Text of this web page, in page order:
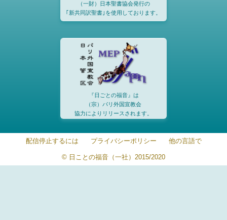
（一財）日本聖書協会発行の
｢新共同訳聖書｣を使用しております。
『日ごとの福音』は
（宗）パリ外国宣教会
協力によりリリースされます。
配信停止するには プライバシーポリシー 他の言語で
© 日ことの福音（一社）2015/2020